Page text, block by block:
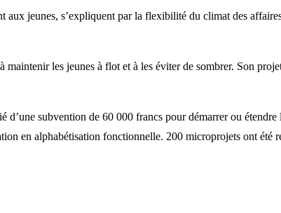
jeunes, s’expliquent par la flexibilité du climat des
les jeunes à flot et à les éviter de sombrer. Son
subvention de 60 000 francs pour démarrer ou
en alphabétisation fonctionnelle. 200 microprojets ont été